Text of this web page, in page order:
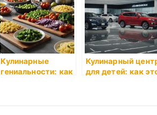
Кулинарные
гениальности: как
Кулинарный
для детей: как